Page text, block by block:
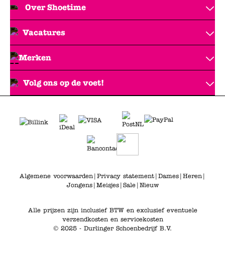
Over Shoetime
Vacatures
Merken
Volg ons op de voet!
Algemene voorwaarden| Privacy statement| Dames| Heren|
Jongens| Meisjes| Sale| Nieuw
Alle prijzen zijn inclusief BTW en exclusief eventuele
verzendkosten en servicekosten
© 2025 - Durlinger Schoenbedrijf B.V.